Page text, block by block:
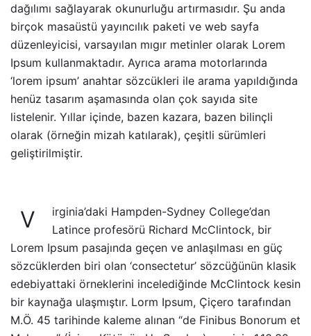
dağılımı sağlayarak okunurluğu artırmasıdır. Şu anda
birçok masaüstü yayıncılık paketi ve web sayfa
düzenleyicisi, varsayılan mıgır metinler olarak Lorem
Ipsum kullanmaktadır. Ayrıca arama motorlarında
‘lorem ipsum’ anahtar sözcükleri ile arama yapıldığında
henüz tasarım aşamasında olan çok sayıda site
listelenir. Yıllar içinde, bazen kazara, bazen bilinçli
olarak (örneğin mizah katılarak), çeşitli sürümleri
geliştirilmiştir.
V
irginia’daki Hampden-Sydney College’dan
Latince profesörü Richard McClintock, bir
Lorem Ipsum pasajında geçen ve anlaşılması en güç
sözcüklerden biri olan ‘consectetur’ sözcüğünün klasik
edebiyattaki örneklerini incelediğinde McClintock kesin
bir kaynağa ulaşmıştır. Lorm Ipsum, Çiçero tarafından
M.Ö. 45 tarihinde kaleme alınan “de Finibus Bonorum et